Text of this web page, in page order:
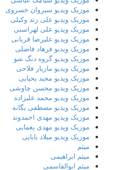
موزیک ویدیو سیروان خسروی
موزیک ویدیو علی زند وکیلی
موزیک ویدیو علی لهراسبی
موزیک ویدیو علیرضا قربانی
موزیک ویدیو فرهاد فاضلی
موزیک ویدیو گروه دنگ شو
موزیک ویدیو مازیار فلاحی
موزیک ویدیو مجید یحیایی
موزیک ویدیو محسن چاوشی
موزیک ویدیو محمد علیزاده
موزیک ویدیو مصطفی یگانه
موزیک ویدیو مهدی احمدوند
موزیک ویدیو مهدی یغمایی
موزیک ویدیو میلاد بابایی
میثم
میثم ابراهیمی
میثم ابوالقاسمی